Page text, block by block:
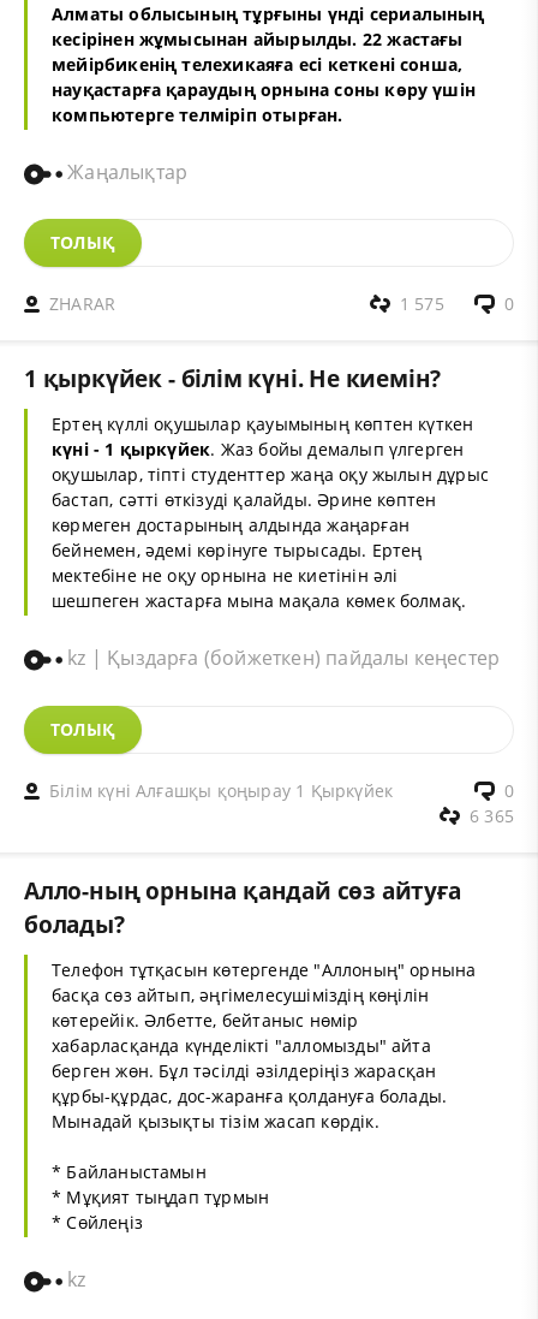
Алматы облысының тұрғыны үнді сериалының
кесірінен жұмысынан айырылды. 22 жастағы
мейірбикенің телехикаяға есі кеткені сонша,
науқастарға қараудың орнына соны көру үшін
компьютерге телміріп отырған.
Жаңалықтар
ТОЛЫҚ
ZHARAR 0
1 575
1 қыркүйек - білім күні. Не киемін?
Ертең күллі оқушылар қауымының көптен күткен
күні - 1 қыркүйек. Жаз бойы демалып үлгерген
оқушылар, тіпті студенттер жаңа оқу жылын дұрыс
бастап, сәтті өткізуді қалайды. Әрине көптен
көрмеген достарының алдында жаңарған
бейнемен, әдемі көрінуге тырысады. Ертең
мектебіне не оқу орнына не киетінін әлі
шешпеген жастарға мына мақала көмек болмақ.
kz | Қыздарға (бойжеткен) пайдалы кеңестер
ТОЛЫҚ
Білім күні Алғашқы қоңырау 1 Қыркүйек
0
6 365
Алло-ның орнына қандай сөз айтуға
болады?
Телефон тұтқасын көтергенде "Аллоның" орнына
басқа сөз айтып, әңгімелесушіміздің көңілін
көтерейік. Әлбетте, бейтаныс нөмір
хабарласқанда күнделікті "алломызды" айта
берген жөн. Бұл тәсілді әзілдеріңіз жарасқан
құрбы-құрдас, дос-жаранға қолдануға болады.
Мынадай қызықты тізім жасап көрдік.
* Байланыстамын
* Мұқият тыңдап тұрмын
* Сөйлеңіз
kz